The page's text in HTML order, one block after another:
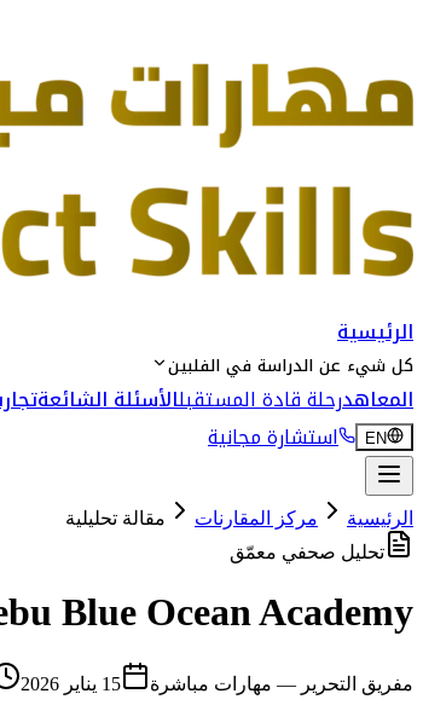
الرئيسية
كل شيء عن الدراسة في الفلبين
المعاهدرحلة قادة المستقبلالأسئلة الشائعة
EN استشارة مجانية
الرئيسية مركز المقارنات
مقالة تحليلية
تحليل صحفي معمّق
Blue Ocean Academy
مفريق التحرير — مهارات مباشرة 15 يناير 2026